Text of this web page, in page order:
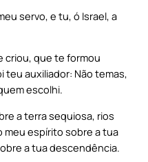
servo, e tu, ó Israel, a
criou, que te formou
teu auxiliador: Não temas,
escolhi.
a terra sequiosa, rios
meu espírito sobre a tua
a tua descendência.